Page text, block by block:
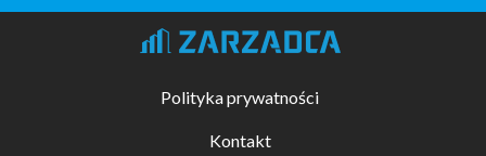
Polityka prywatności
Kontakt